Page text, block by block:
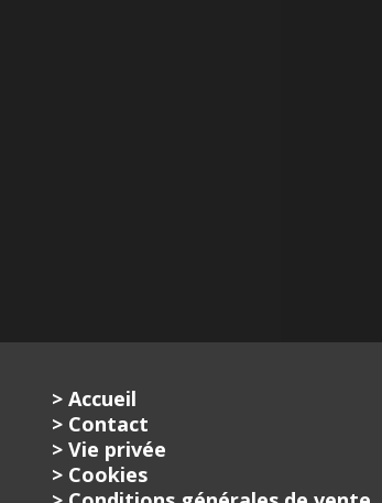
> Accueil
> Contact
> Vie privée
> Cookies